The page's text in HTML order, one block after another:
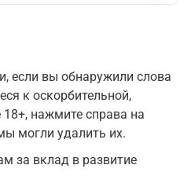
если вы обнаружили слова
к оскорбительной,
18+, нажмите справа на
могли удалить их.
за вклад в развитие